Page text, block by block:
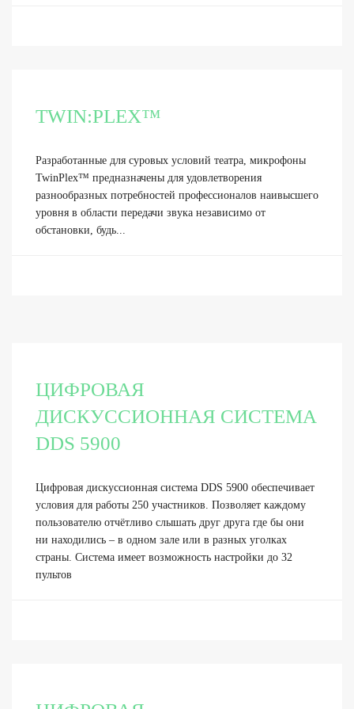
TWIN:PLEX™
Разработанные для суровых условий театра, микрофоны
TwinPlex™ предназначены для удовлетворения
разнообразных потребностей профессионалов наивысшего
уровня в области передачи звука независимо от
обстановки, будь...
ЦИФРОВАЯ
ДИСКУССИОННАЯ СИСТЕМА
DDS 5900
Цифровая дискуссионная система DDS 5900 обеспечивает
условия для работы 250 участников. Позволяет каждому
пользователю отчётливо слышать друг друга где бы они
ни находились – в одном зале или в разных уголках
страны. Система имеет возможность настройки до 32
пультов